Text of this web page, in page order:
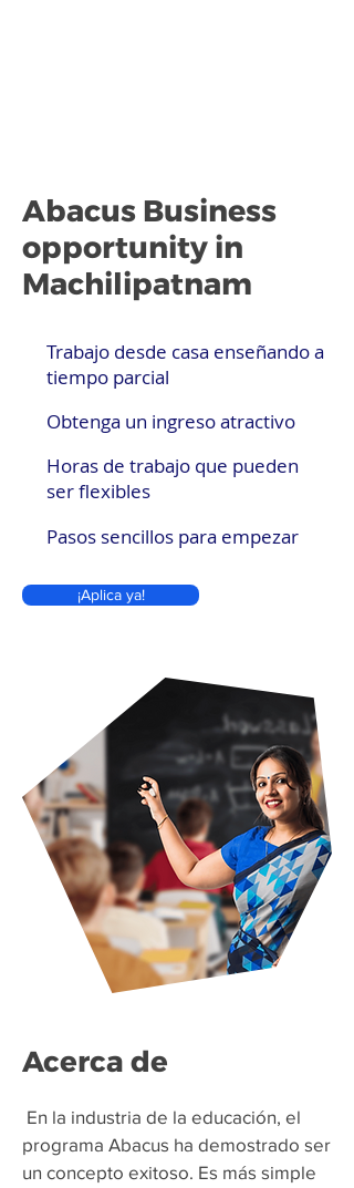
Abacus Business
opportunity in
Machilipatnam
Trabajo desde casa enseñando a
tiempo parcial
Obtenga un ingreso atractivo
Horas de trabajo que pueden
ser flexibles
Pasos sencillos para empezar
¡Aplica ya!
Acerca de
En la industria de la educación, el
programa Abacus ha demostrado ser
un concepto exitoso. Es más simple